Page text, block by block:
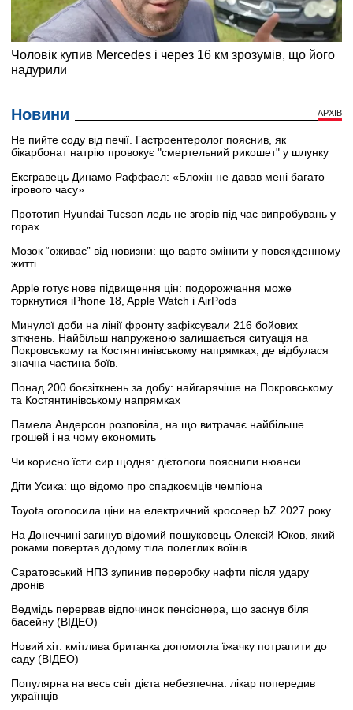
Новини АРХІВ
Не пийте соду від печії. Гастроентеролог пояснив, як
бікарбонат натрію провокує "смертельний рикошет" у шлунку
Ексгравець Динамо Раффаел: «Блохін не давав мені багато
ігрового часу»
Прототип Hyundai Tucson ледь не згорів під час випробувань у
горах
Мозок “оживає” від новизни: що варто змінити у повсякденному
житті
Apple готує нове підвищення цін: подорожчання може
торкнутися iPhone 18, Apple Watch і AirPods
Минулої доби на лінії фронту зафіксували 216 бойових
зіткнень. Найбільш напруженою залишається ситуація на
Покровському та Костянтинівському напрямках, де відбулася
значна частина боїв.
Понад 200 боєзіткнень за добу: найгарячіше на Покровському
та Костянтинівському напрямках
Памела Андерсон розповіла, на що витрачає найбільше
грошей і на чому економить
Чи корисно їсти сир щодня: дієтологи пояснили нюанси
Діти Усика: що відомо про спадкоємців чемпіона
Toyota оголосила ціни на електричний кросовер bZ 2027 року
На Донеччині загинув відомий пошуковець Олексій Юков, який
роками повертав додому тіла полеглих воїнів
Саратовський НПЗ зупинив переробку нафти після удару
дронів
Ведмідь перервав відпочинок пенсіонера, що заснув біля
басейну (ВІДЕО)
Новий хіт: кмітлива британка допомогла їжачку потрапити до
саду (ВІДЕО)
Популярна на весь світ дієта небезпечна: лікар попередив
українців